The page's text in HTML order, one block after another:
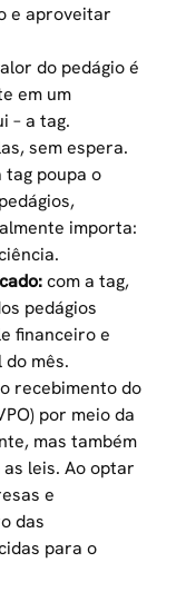
e aproveitar
do pedágio é
em um
– a tag.
sem espera.
tag poupa o
importa:
com a tag,
pedágios
financeiro e
mês.
o recebimento do
por meio da
mas também
leis. Ao optar
e
das
para o